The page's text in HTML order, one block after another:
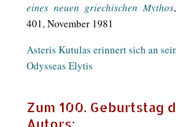
eines neuen griechischen Mythos
401, November 1981
Asteris Kutulas erinnert sich an
Odysseas Elytis
Zum 100. Geburtstag
Autors: